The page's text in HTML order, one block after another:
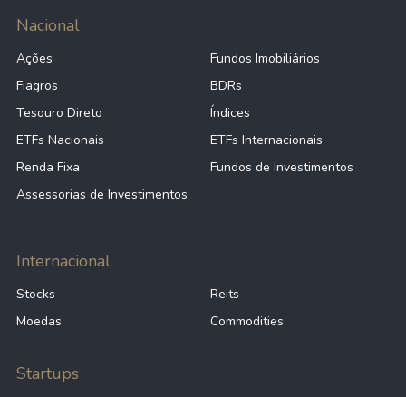
Nacional
Ações
Fundos Imobiliários
Fiagros
BDRs
Tesouro Direto
Índices
ETFs Nacionais
ETFs Internacionais
Renda Fixa
Fundos de Investimentos
Assessorias de Investimentos
Internacional
Stocks
Reits
Moedas
Commodities
Startups